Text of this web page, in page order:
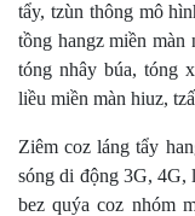
tẩy, tzùn thông mô
tồng hangz miền màn
tóng nhây búa, tóng
liều miền màn hiuz,
Ziêm coz láng tẩy
sóng di động 3G, 4G,
bez quýa coz nhóm